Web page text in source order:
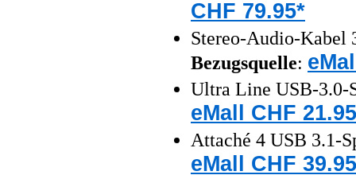
CHF 79.95*
Stereo-Audio-Kabel
Bezugsquelle:
Ultra Line USB-3.0-
eMall CHF
Attaché 4 USB 3.1-
eMall CHF